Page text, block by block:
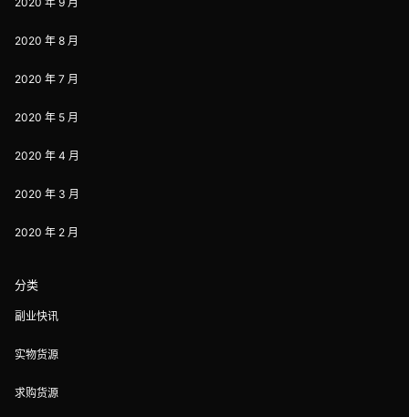
2020 年 8 月
2020 年 7 月
2020 年 5 月
2020 年 4 月
2020 年 3 月
2020 年 2 月
分类
副业快讯
实物货源
求购货源